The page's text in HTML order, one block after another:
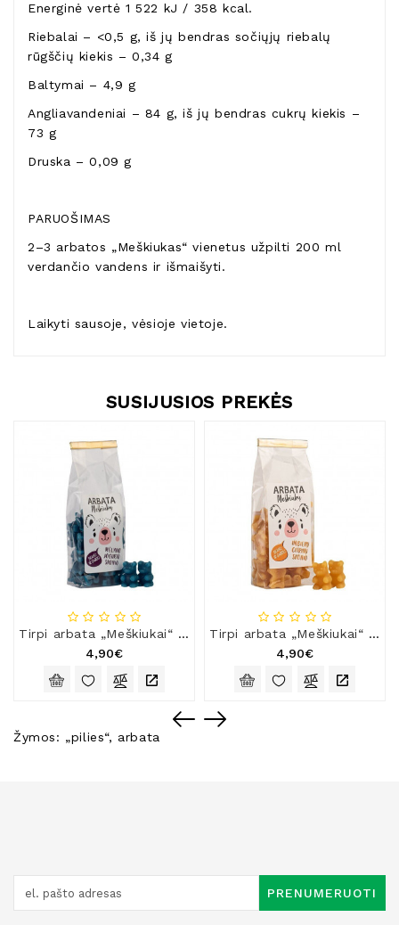
Energinė vertė 1 522 kJ / 358 kcal.
Riebalai – <0,5 g, iš jų bendras sočiųjų riebalų
rūgščių kiekis – 0,34 g
Baltymai – 4,9 g
Angliavandeniai – 84 g, iš jų bendras cukrų kiekis –
73 g
Druska – 0,09 g
PARUOŠIMAS
2–3 arbatos „Meškiukas“ vienetus užpilti 200 ml
verdančio vandens ir išmaišyti.
Laikyti sausoje, vėsioje vietoje.
SUSIJUSIOS PREKĖS
Tirpi arbata „Meškiukai“ mėlynių jogurto skonio
4,90€
Tirpi arbata „Meškiukai“ imbiero ir citrinų skonio
4,90€
Žymos: „pilies“, arbata
PRENUMERUOTI